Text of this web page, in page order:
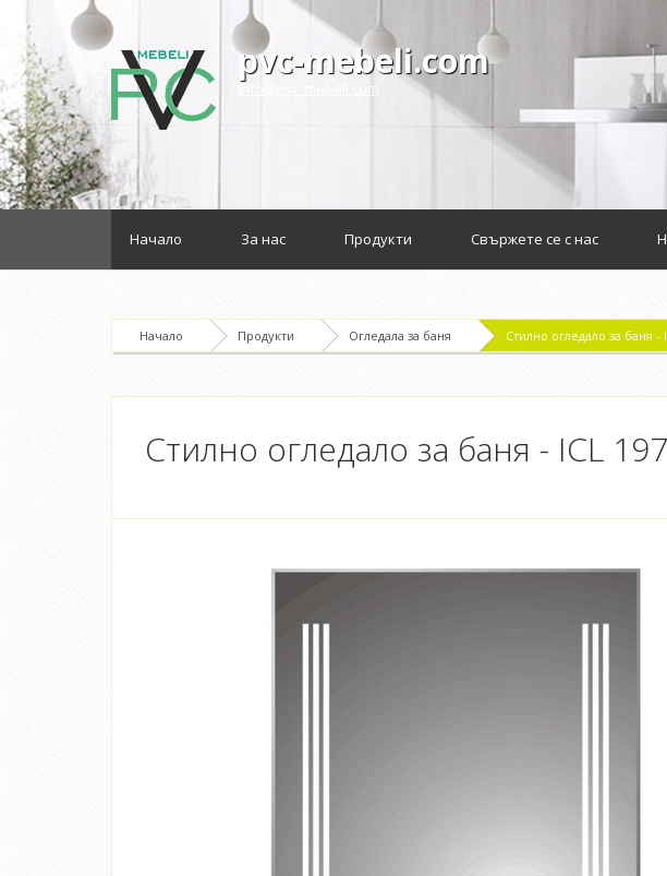
pvc-mebeli.com
info@pvc-mebeli.com
Начало За нас Продукти Свържете се с нас
Начало Продукти Огледала за баня Стилно огледало за баня -
Стилно огледало за баня - ICL